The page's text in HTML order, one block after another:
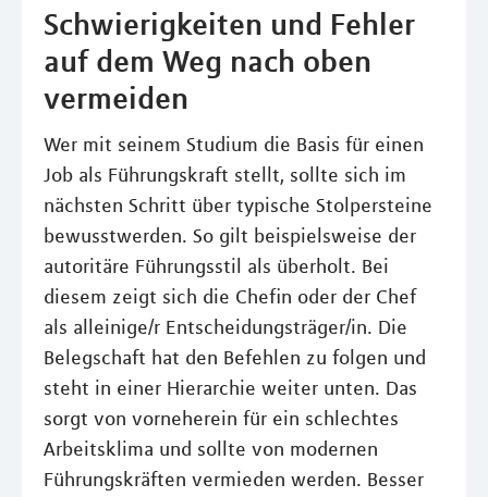
Schwierigkeiten und Fehler
auf dem Weg nach oben
vermeiden
Wer mit seinem Studium die Basis für einen
Job als Führungskraft stellt, sollte sich im
nächsten Schritt über typische Stolpersteine
bewusstwerden. So gilt beispielsweise der
autoritäre Führungsstil als überholt. Bei
diesem zeigt sich die Chefin oder der Chef
als alleinige/r Entscheidungsträger/in. Die
Belegschaft hat den Befehlen zu folgen und
steht in einer Hierarchie weiter unten. Das
sorgt von vorneherein für ein schlechtes
Arbeitsklima und sollte von modernen
Führungskräften vermieden werden. Besser